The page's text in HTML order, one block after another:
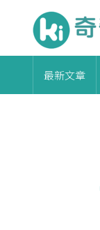
最新文章